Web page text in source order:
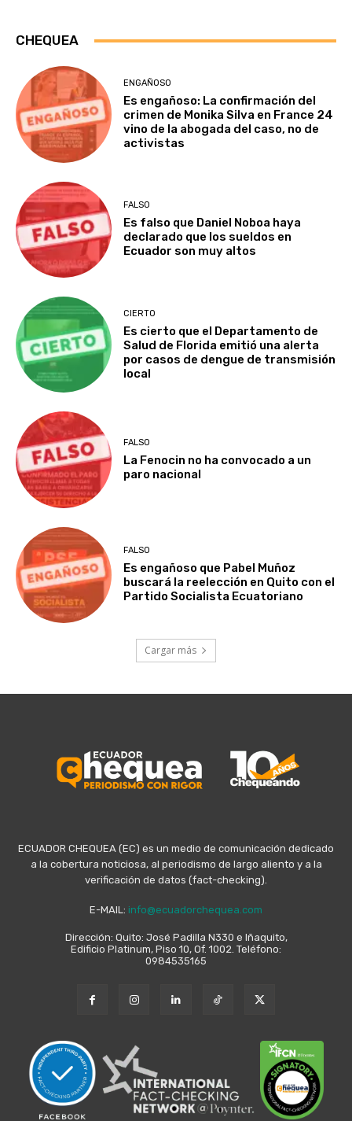
CHEQUEA
ENGAÑOSO
Es engañoso: La confirmación del
crimen de Monika Silva en France 24
vino de la abogada del caso, no de
activistas
FALSO
Es falso que Daniel Noboa haya
declarado que los sueldos en
Ecuador son muy altos
CIERTO
Es cierto que el Departamento de
Salud de Florida emitió una alerta
por casos de dengue de transmisión
local
FALSO
La Fenocin no ha convocado a un
paro nacional
FALSO
Es engañoso que Pabel Muñoz
buscará la reelección en Quito con el
Partido Socialista Ecuatoriano
Cargar más
ECUADOR CHEQUEA (EC) es un medio de comunicación dedicado
a la cobertura noticiosa, al periodismo de largo aliento y a la
verificación de datos (fact-checking).
E-MAIL: info@ecuadorchequea.com
Dirección: Quito: José Padilla N330 e Iñaquito,
Edificio Platinum, Piso 10, Of. 1002. Teléfono:
0984535165